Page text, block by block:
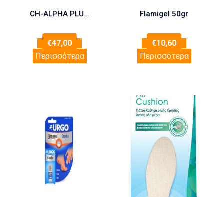
CH-ALPHA PLUS Fortigel Υδρολυμένο Κολλαγόνο μια μοναδική συλλογή πρωτεϊνών και αμινοξέων, απαραίτητες δομικές μονάδες για την υγεία των αρθρώσεων 30 amp x 25 ml
€47,00
Περισσότερα
Flamigel 50gr
€10,60
Περισσότερα